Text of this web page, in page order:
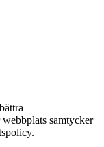
samtycker